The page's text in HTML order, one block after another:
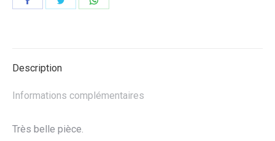
Description
Informations complémentaires
Très belle pièce.